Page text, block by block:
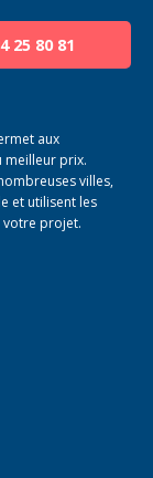
25 80 81
aux
prix.
villes,
et utilisent les
votre projet.